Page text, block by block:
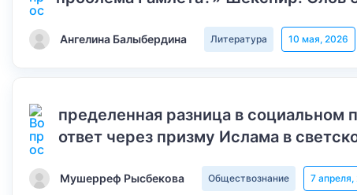
Ангелина Балыбердина Литература 10 мая, 2026
пределенная разница в социальном
ответ через призму Ислама в
Мушерреф Рысбекова Обществознание 7 апреля,